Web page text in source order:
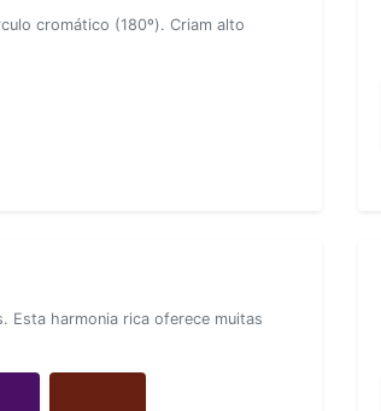
cromático (180º). Criam alto
Esta harmonia rica oferece muitas